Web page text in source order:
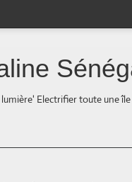
Electrifier toute une